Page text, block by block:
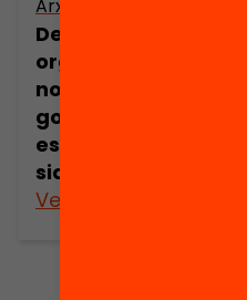
Arxiu
Des
organisations
non
gouvernemental
es de service en
sida
Veure’n més